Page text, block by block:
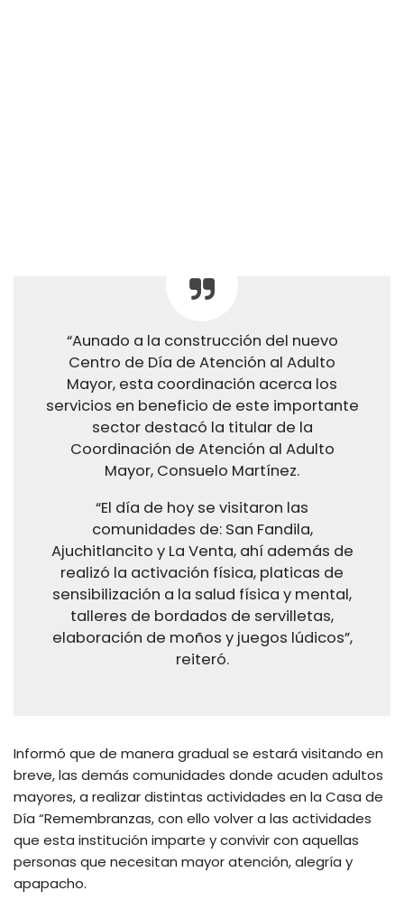
“Aunado a la construcción del nuevo
Centro de Día de Atención al Adulto
Mayor, esta coordinación acerca los
servicios en beneficio de este importante
sector destacó la titular de la
Coordinación de Atención al Adulto
Mayor, Consuelo Martínez.
“El día de hoy se visitaron las
comunidades de: San Fandila,
Ajuchitlancito y La Venta, ahí además de
realizó la activación física, platicas de
sensibilización a la salud física y mental,
talleres de bordados de servilletas,
elaboración de moños y juegos lúdicos”,
reiteró.
Informó que de manera gradual se estará visitando en
breve, las demás comunidades donde acuden adultos
mayores, a realizar distintas actividades en la Casa de
Día “Remembranzas, con ello volver a las actividades
que esta institución imparte y convivir con aquellas
personas que necesitan mayor atención, alegría y
apapacho.